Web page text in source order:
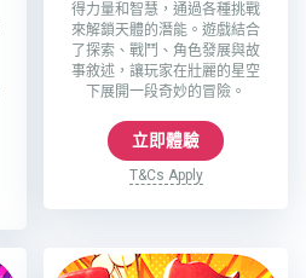
得力量和智慧，通過各種挑戰
來解鎖天體的潛能。遊戲結合
了探索、戰鬥、角色發展與故
事敘述，讓玩家在壯麗的星空
下展開一段奇妙的冒險。
立即體驗
T&Cs Apply